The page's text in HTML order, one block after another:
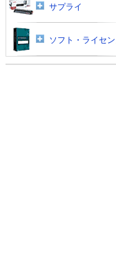
サプライ
ソフト・ライセン